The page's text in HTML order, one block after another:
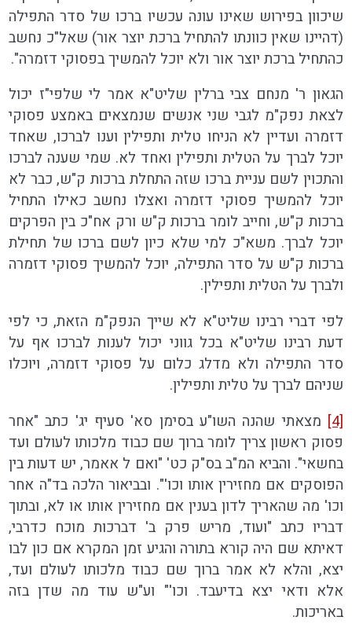
שיכוון בפירוש שאינו עונה עכשיו ברכו של סדר התפילה
(דהיינו שאין כוונתו להתחיל ברכת יוצר אור) שאל"כ נחשב
כהתחיל ברכת יוצר אור ולא יוכל להמשיך בפסוקי דזמרה".
הגאון ר' מנחם צבי ברלין שליט"א אמר לי שלפי"ז יכול
לצאת נפק"מ לגבי שני אנשים שנמצאים באמצע פסוקי
דזמרה ועדיין לא הניחו טלית ותפילין וענו לברכו, שאחד
יוכל לברך על הטלית ותפילין ואחד לא. שמי שענה לברכו
והתכוין לשם עניית ברכו שזה התחלת ברכות ק"ש, כבר לא
יוכל להמשיך פסוקי דזמרה ואצלו נחשב כאילו התחיל
ברכות ק"ש, וחייב לומר ברכות ק"ש ורק אח"כ בין הפרקים
יוכל לברך. משא"כ למי שלא כיון לשם ברכו של תחילת
ברכות ק"ש על סדר התפילה, יוכל להמשיך פסוקי דזמרה
ולברך על הטלית ותפילין.
לפי דברי רבינו שליט"א לא שייך הנפק"מ הזאת, כי לפי
דעת רבינו שליט"א בכל גווני יכול לענות לברכו אף על
סדר התפילה ולא מדלג כלום על פסוקי דזמרה, ויוכלו
שניהם לברך על טלית ותפילין.
[4] מצאתי שהנה השו"ע בסימן סא' סעיף יג' כתב "אחר
פסוק ראשון צריך לומר ברוך שם כבוד מלכותו לעולם ועד
בחשאי". והביא המ"ב בס"ק כט' "ואם ל אאמר, יש דעות בין
הפוסקים אם מחזירין אותו וכו'". ובביאור הלכה בד"ה אחר
וכו' מה שהאריך לדון בענין אם מחזירין אותו או לא, ובתוך
דבריו כתב "ועוד, מריש פרק ב' דברכות מוכח כדרבי,
דאיתא שם היה קורא בתורה והגיע זמן המקרא אם כון לבו
יצא, והלא לא אמר ברוך שם כבוד מלכותו לעולם ועד,
אלא ודאי יצא בדיעבד. וכו'" וע"ש עוד מה שדן בזה
באריכות.